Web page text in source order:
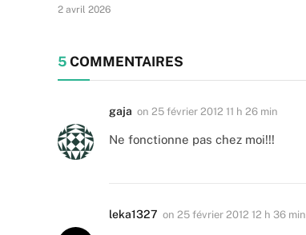
2 avril 2026
5 COMMENTAIRES
gaja on 25 février 2012 11 h 26 min
Ne fonctionne pas chez moi!!!
leka1327 on 25 février 2012 12 h 36 min